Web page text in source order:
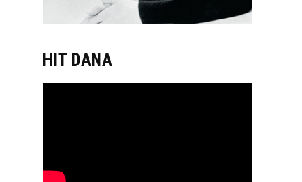
HIT DANA